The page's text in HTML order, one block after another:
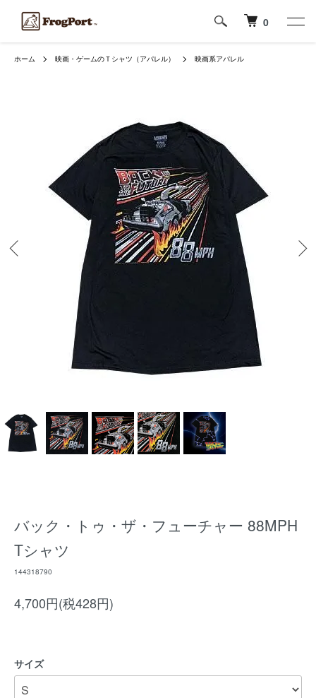
0
ホーム 映画・ゲームのＴシャツ（アパレル） 映画系アパレル
バック・トゥ・ザ・フューチャー 88MPH
Tシャツ
144318790
4,700円(税428円)
サイズ